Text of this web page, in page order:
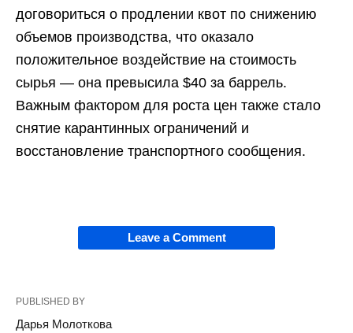
договориться о продлении квот по снижению
объемов производства, что оказало
положительное воздействие на стоимость
сырья — она превысила $40 за баррель.
Важным фактором для роста цен также стало
снятие карантинных ограничений и
восстановление транспортного сообщения.
Leave a Comment
PUBLISHED BY
Дарья Молоткова